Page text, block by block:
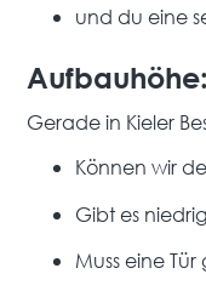
und du eine
Gerade in Kieler
Können wir
Gibt es
Muss eine